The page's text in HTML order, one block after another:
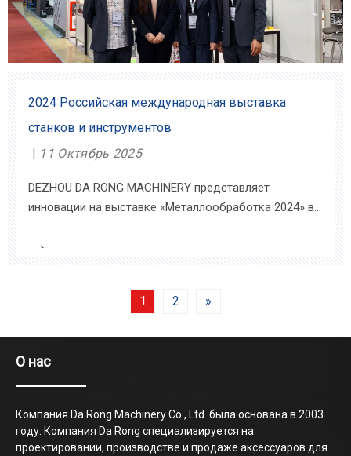
2024 Российская международная выставка
станков и инструментов
11 Октябрь 2025
DEZHOU DA RONG MACHINERY представляет
инновации на выставке «Металлообработка 2024» в
приняла участие в престижной российской
Мероприятие оказалось исключением
1 2 »
О нас
Компания Da Rong Machinery Co., Ltd. была основана в 2003
году. Компания Da Rong специализируется на
проектировании, производстве и продаже аксессуаров для